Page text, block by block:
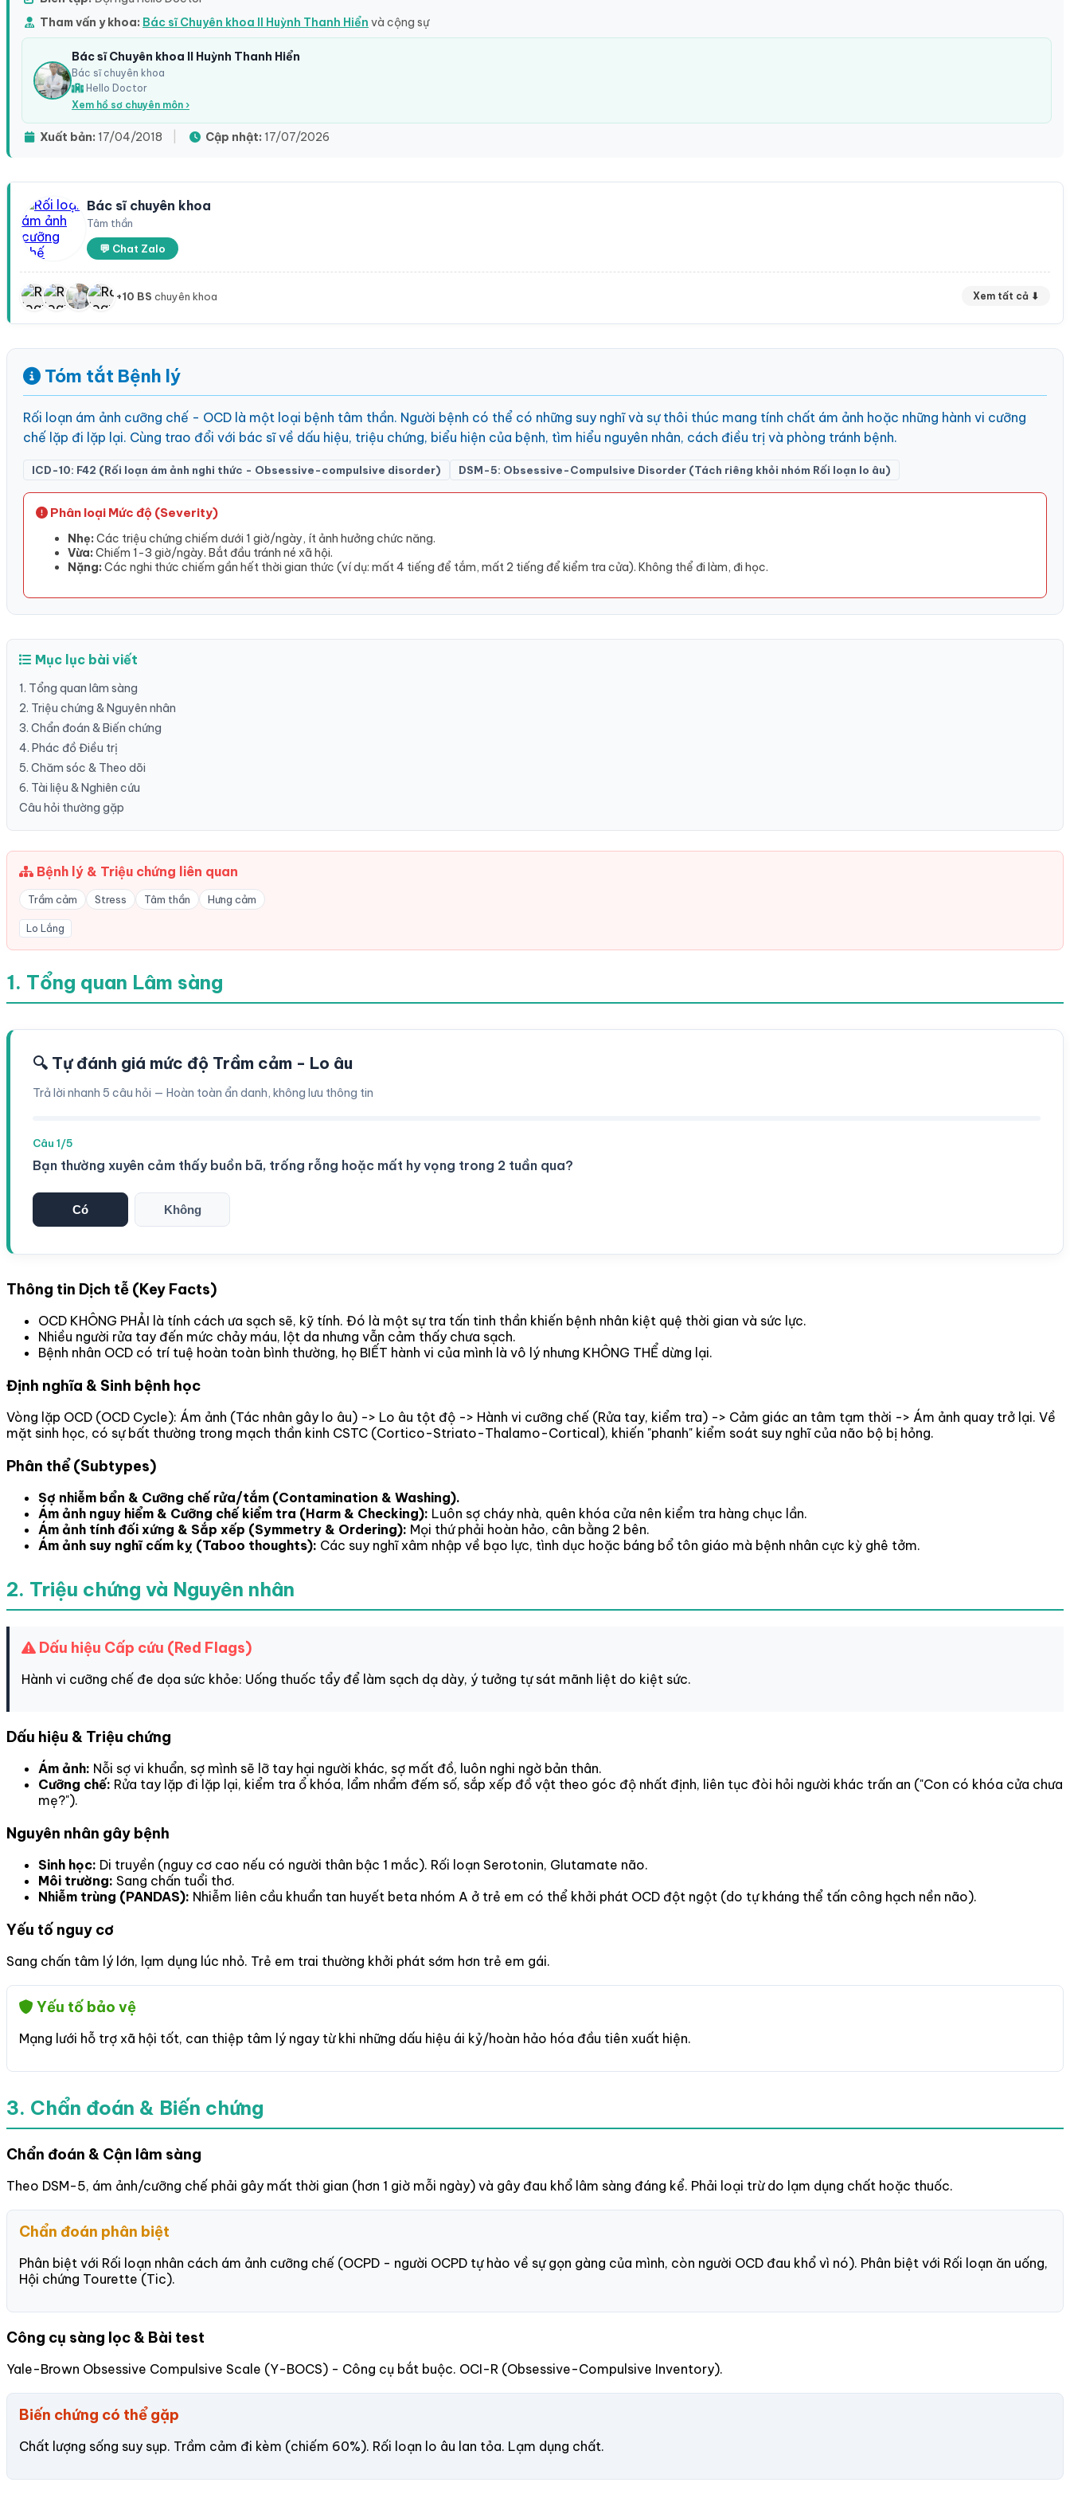
Tham vấn y khoa: Bác sĩ Chuyên khoa II Huỳnh Thanh Hiển và cộng sự
Bác sĩ Chuyên khoa II Huỳnh Thanh Hiển
Bác sĩ chuyên khoa
Hello Doctor
Xem hồ sơ chuyên môn ›
Xuất bản: 17/04/2018 Cập nhật: 17/07/2026
Bác sĩ chuyên khoa
Tâm thần
💬 Chat Zalo
+10 BS chuyên khoa Xem tất cả ⬇
Tóm tắt Bệnh lý
Rối loạn ám ảnh cưỡng chế - OCD là một loại bệnh tâm thần. Người bệnh có thể có những suy nghĩ và sự thôi thúc mang tính chất ám ảnh hoặc những hành vi cưỡng
chế lặp đi lặp lại. Cùng trao đổi với bác sĩ về dấu hiệu, triệu chứng, biểu hiện của bệnh, tìm hiểu nguyên nhân, cách điều trị và phòng tránh bệnh.
ICD-10: F42 (Rối loạn ám ảnh nghi thức - Obsessive-compulsive disorder) DSM-5: Obsessive-Compulsive Disorder (Tách riêng khỏi nhóm Rối loạn lo âu)
Phân loại Mức độ (Severity)
Nhẹ: Các triệu chứng chiếm dưới 1 giờ/ngày, ít ảnh hưởng chức năng.
Vừa: Chiếm 1-3 giờ/ngày. Bắt đầu tránh né xã hội.
Nặng: Các nghi thức chiếm gần hết thời gian thức (ví dụ: mất 4 tiếng để tắm, mất 2 tiếng để kiểm tra cửa). Không thể đi làm, đi học.
Mục lục bài viết
1. Tổng quan lâm sàng
2. Triệu chứng & Nguyên nhân
3. Chẩn đoán & Biến chứng
4. Phác đồ Điều trị
5. Chăm sóc & Theo dõi
6. Tài liệu & Nghiên cứu
Câu hỏi thường gặp
Bệnh lý & Triệu chứng liên quan
Trầm cảm Stress Tâm thần Hưng cảm
Lo Lắng
1. Tổng quan Lâm sàng
🔍 Tự đánh giá mức độ Trầm cảm - Lo âu
Trả lời nhanh 5 câu hỏi — Hoàn toàn ẩn danh, không lưu thông tin
Câu 1/5
Bạn thường xuyên cảm thấy buồn bã, trống rỗng hoặc mất hy vọng trong 2 tuần qua?
Có Không
Thông tin Dịch tễ (Key Facts)
OCD KHÔNG PHẢI là tính cách ưa sạch sẽ, kỹ tính. Đó là một sự tra tấn tinh thần khiến bệnh nhân kiệt quệ thời gian và sức lực.
Nhiều người rửa tay đến mức chảy máu, lột da nhưng vẫn cảm thấy chưa sạch.
Bệnh nhân OCD có trí tuệ hoàn toàn bình thường, họ BIẾT hành vi của mình là vô lý nhưng KHÔNG THỂ dừng lại.
Định nghĩa & Sinh bệnh học
Vòng lặp OCD (OCD Cycle): Ám ảnh (Tác nhân gây lo âu) -> Lo âu tột độ -> Hành vi cưỡng chế (Rửa tay, kiểm tra) -> Cảm giác an tâm tạm thời -> Ám ảnh quay trở lại. Về
mặt sinh học, có sự bất thường trong mạch thần kinh CSTC (Cortico-Striato-Thalamo-Cortical), khiến "phanh" kiểm soát suy nghĩ của não bộ bị hỏng.
Phân thể (Subtypes)
Sợ nhiễm bẩn & Cưỡng chế rửa/tắm (Contamination & Washing).
Ám ảnh nguy hiểm & Cưỡng chế kiểm tra (Harm & Checking): Luôn sợ cháy nhà, quên khóa cửa nên kiểm tra hàng chục lần.
Ám ảnh tính đối xứng & Sắp xếp (Symmetry & Ordering): Mọi thứ phải hoàn hảo, cân bằng 2 bên.
Ám ảnh suy nghĩ cấm kỵ (Taboo thoughts): Các suy nghĩ xâm nhập về bạo lực, tình dục hoặc báng bổ tôn giáo mà bệnh nhân cực kỳ ghê tởm.
2. Triệu chứng và Nguyên nhân
Dấu hiệu Cấp cứu (Red Flags)
Hành vi cưỡng chế đe dọa sức khỏe: Uống thuốc tẩy để làm sạch dạ dày, ý tưởng tự sát mãnh liệt do kiệt sức.
Dấu hiệu & Triệu chứng
Ám ảnh: Nỗi sợ vi khuẩn, sợ mình sẽ lỡ tay hại người khác, sợ mất đồ, luôn nghi ngờ bản thân.
Cưỡng chế: Rửa tay lặp đi lặp lại, kiểm tra ổ khóa, lẩm nhẩm đếm số, sắp xếp đồ vật theo góc độ nhất định, liên tục đòi hỏi người khác trấn an ("Con có khóa cửa chưa
mẹ?").
Nguyên nhân gây bệnh
Sinh học: Di truyền (nguy cơ cao nếu có người thân bậc 1 mắc). Rối loạn Serotonin, Glutamate não.
Môi trường: Sang chấn tuổi thơ.
Nhiễm trùng (PANDAS): Nhiễm liên cầu khuẩn tan huyết beta nhóm A ở trẻ em có thể khởi phát OCD đột ngột (do tự kháng thể tấn công hạch nền não).
Yếu tố nguy cơ
Sang chấn tâm lý lớn, lạm dụng lúc nhỏ. Trẻ em trai thường khởi phát sớm hơn trẻ em gái.
Yếu tố bảo vệ
Mạng lưới hỗ trợ xã hội tốt, can thiệp tâm lý ngay từ khi những dấu hiệu ái kỷ/hoàn hảo hóa đầu tiên xuất hiện.
3. Chẩn đoán & Biến chứng
Chẩn đoán & Cận lâm sàng
Theo DSM-5, ám ảnh/cưỡng chế phải gây mất thời gian (hơn 1 giờ mỗi ngày) và gây đau khổ lâm sàng đáng kể. Phải loại trừ do lạm dụng chất hoặc thuốc.
Chẩn đoán phân biệt
Phân biệt với Rối loạn nhân cách ám ảnh cưỡng chế (OCPD - người OCPD tự hào về sự gọn gàng của mình, còn người OCD đau khổ vì nó). Phân biệt với Rối loạn ăn uống,
Hội chứng Tourette (Tic).
Công cụ sàng lọc & Bài test
Yale-Brown Obsessive Compulsive Scale (Y-BOCS) - Công cụ bắt buộc. OCI-R (Obsessive-Compulsive Inventory).
Biến chứng có thể gặp
Chất lượng sống suy sụp. Trầm cảm đi kèm (chiếm 60%). Rối loạn lo âu lan tỏa. Lạm dụng chất.